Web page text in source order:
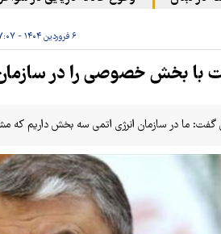
۶ فروردین ۱۴۰۴ - ۱۷:۰۷
با بخش خصوصی را در سازمان
ما در سازمان انرژی اتمی سه بخش داریم که مشارکت با